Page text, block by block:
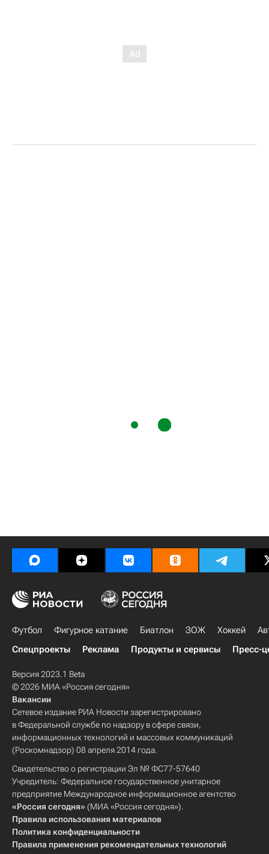
Футбол Фигурное катание Биатлон ЗОЖ Хоккей
Спецпроекты
Реклама Продукты и сервисы Пресс-
Версия 2023.1 Beta
© 2026 МИА «Россия сегодня»
Вакансии
Сетевое издание РИА Новости зарегистрировано
в Федеральной службе по надзору в сфере связи,
информационных технологий и массовых коммуникаций
(Роскомнадзор) 08 апреля 2014 года.
Свидетельство о регистрации Эл № ФС77-57640
Учредитель: Федеральное государственное унитарное
предприятие Международное информационное агентство
«Россия сегодня» (МИА «Россия сегодня»).
Правила использования материалов
Политика конфиденциальности
Правила применения рекомендательных технологий